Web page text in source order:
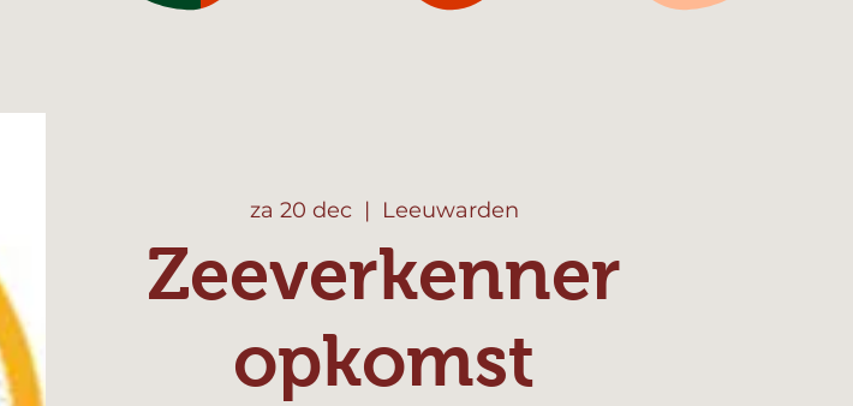
za 20 dec
  |
Leeuwarden
Zeeverkenner
opkomst